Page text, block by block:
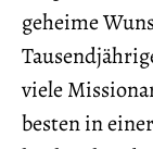
geheime
viele
besten in